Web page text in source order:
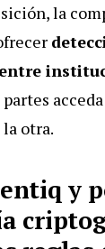
la
otra.
y